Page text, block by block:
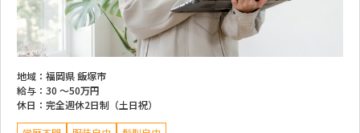
地域： 福岡県 飯塚市
給与： 30 ～50万円
休日： 完全週休2日制（土日祝）